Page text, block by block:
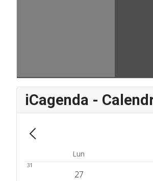
iCagenda -
Précédent - Mois
Lun
31
27